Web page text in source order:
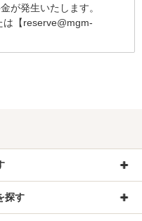
が発生いたします。
【reserve@mgm-
探す